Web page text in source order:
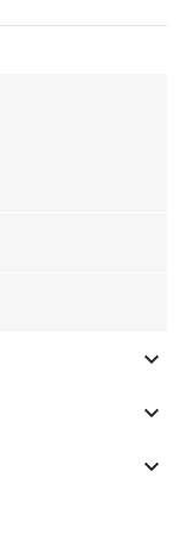
keyboard_arrow_down
keyboard_arrow_down
